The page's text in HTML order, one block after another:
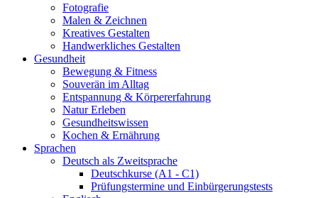
Fotografie
Malen & Zeichnen
Kreatives Gestalten
Handwerkliches Gestalten
Gesundheit
Bewegung & Fitness
Souverän im Alltag
Entspannung & Körpererfahrung
Natur Erleben
Gesundheitswissen
Kochen & Ernährung
Sprachen
Deutsch als Zweitsprache
Deutschkurse (A1 - C1)
Prüfungstermine und Einbürgerungstests